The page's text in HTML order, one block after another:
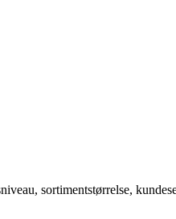
sortimentstørrelse,